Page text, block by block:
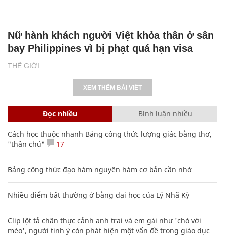
THẾ GIỚI
Nữ hành khách người Việt khỏa thân ở sân
bay Philippines vì bị phạt quá hạn visa
XEM THÊM BÀI VIẾT
Đọc nhiều Bình luận nhiều
Cách học thuộc nhanh Bảng công thức lượng giác bằng thơ,
"thần chú"
17
Bảng công thức đạo hàm nguyên hàm cơ bản cần nhớ
Nhiều điểm bất thường ở bằng đại học của Lý Nhã Kỳ
Clip lột tả chân thực cảnh anh trai và em gái như 'chó với
mèo', người tinh ý còn phát hiện một vấn đề trong giáo dục